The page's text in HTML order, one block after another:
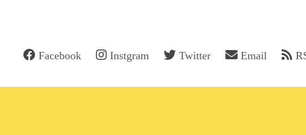
Facebook Instgram Twitter Email